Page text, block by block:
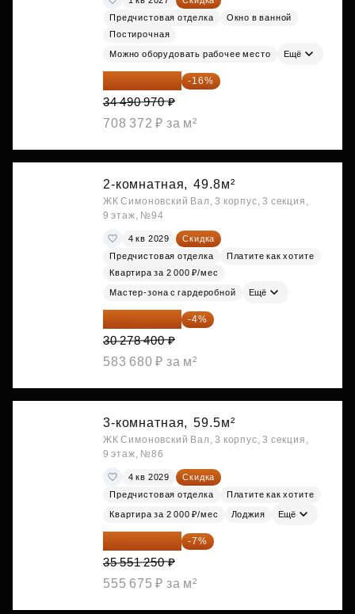
Предчистовая отделка
Окно в ванной
Постирочная
Можно оборудовать рабочее место Ещё
28 972 415 ₽ -16%
34 490 970 ₽
708 372 ₽ за м²
2-комнатная, 49.8м²
ЖК Симоновский Вал, 3 корпус, 3 секция,
9 этаж, №94
4 кв 2029
Скидка
Предчистовая отделка
Платите как хотите
Квартира за 2 000 ₽/мес
Мастер-зона с гардеробной Ещё
29 067 264 ₽ -4%
30 278 400 ₽
583 680 ₽ за м²
3-комнатная, 59.5м²
ЖК Симоновский Вал, 3 корпус, 3 секция,
9 этаж, №86
4 кв 2029
Скидка
Предчистовая отделка
Платите как хотите
Квартира за 2 000 ₽/мес Лоджия Ещё
33 062 663 ₽ -7%
35 551 250 ₽
555 675 ₽ за м²